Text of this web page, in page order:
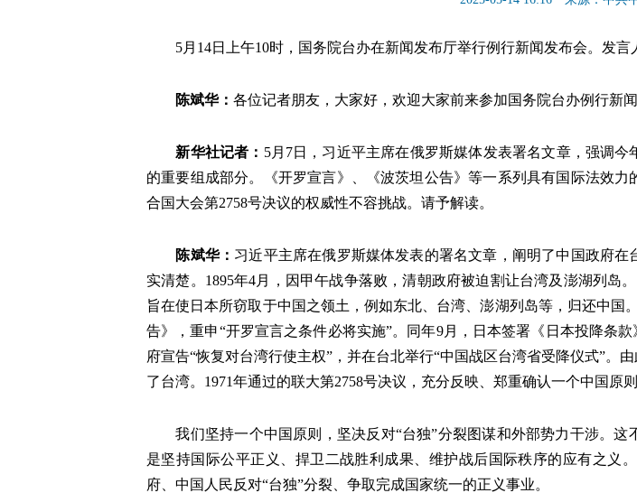
5月14日上午10时，国务院台办在新闻发布厅举行例行新闻发布会。发
陈斌华： 各位记者朋友，大家好，欢迎大家前来参加国务院台办例行新
新华社记者： 5月7日，习近平主席在俄罗斯媒体发表署名文章，强调
的重要组成部分。《开罗宣言》、《波茨坦公告》等一系列具有国际法效
合国大会第2758号决议的权威性不容挑战。请予解读。
陈斌华： 习近平主席在俄罗斯媒体发表的署名文章，阐明了中国政府
实清楚。1895年4月，因甲午战争落败，清朝政府被迫割让台湾及澎湖列岛
旨在使日本所窃取于中国之领土，例如东北、台湾、澎湖列岛等，归还中国
告》，重申“开罗宣言之条件必将实施”。同年9月，日本签署《日本投降条
府宣告“恢复对台湾行使主权”，并在台北举行“中国战区台湾省受降仪式”。
了台湾。1971年通过的联大第2758号决议，充分反映、郑重确认一个中国原
我们坚持一个中国原则，坚决反对“台独”分裂图谋和外部势力干涉。
是坚持国际公平正义、捍卫二战胜利成果、维护战后国际秩序的应有之义
府、中国人民反对“台独”分裂、争取完成国家统一的正义事业。